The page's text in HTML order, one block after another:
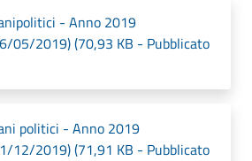
- Anno 2019
05/2019) (70,93 KB - Pubblicato
politici - Anno 2019
12/2019) (71,91 KB - Pubblicato